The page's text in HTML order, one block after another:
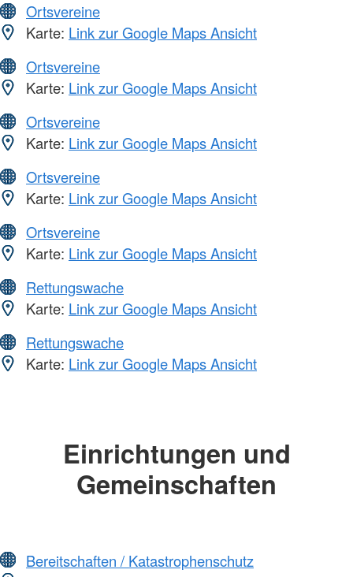
Ortsvereine
Karte: Link zur Google Maps Ansicht
Ortsvereine
Karte: Link zur Google Maps Ansicht
Ortsvereine
Karte: Link zur Google Maps Ansicht
Ortsvereine
Karte: Link zur Google Maps Ansicht
Ortsvereine
Karte: Link zur Google Maps Ansicht
Rettungswache
Karte: Link zur Google Maps Ansicht
Rettungswache
Karte: Link zur Google Maps Ansicht
Einrichtungen und
Gemeinschaften
Bereitschaften / Katastrophenschutz